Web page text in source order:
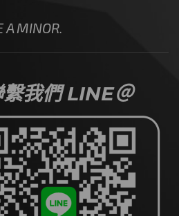
A MINOR.
繫我們 LINE＠